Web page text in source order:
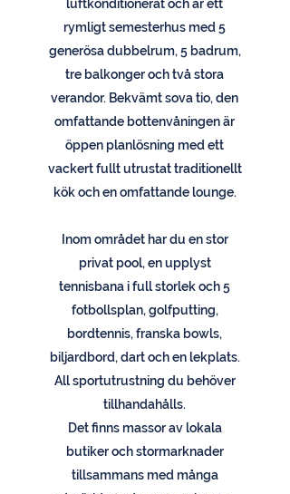
luftkonditionerat och är ett
rymligt semesterhus med 5
generösa dubbelrum, 5 badrum,
tre balkonger och två stora
verandor. Bekvämt sova tio, den
omfattande bottenvåningen är
öppen planlösning med ett
vackert fullt utrustat traditionellt
kök och en omfattande lounge.
Inom området har du en stor
privat pool, en upplyst
tennisbana i full storlek och 5
fotbollsplan, golfputting,
bordtennis, franska bowls,
biljardbord, dart och en lekplats.
All sportutrustning du behöver
tillhandahålls.
Det finns massor av lokala
butiker och stormarknader
tillsammans med många